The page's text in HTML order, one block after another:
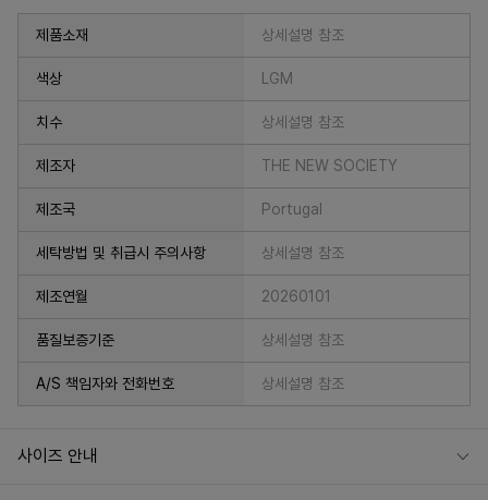
제품소재 상세설명 참조
색상 LGM
치수 상세설명 참조
제조자 THE NEW SOCIETY
제조국 Portugal
세탁방법 및 취급시 주의사항 상세설명 참조
제조연월 20260101
품질보증기준 상세설명 참조
A/S 책임자와 전화번호 상세설명 참조
사이즈 안내